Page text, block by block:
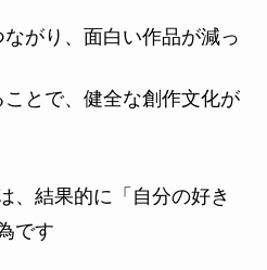
がり、面白い作品が減っ
とで、健全な創作文化が
、結果的に「自分の好き
です